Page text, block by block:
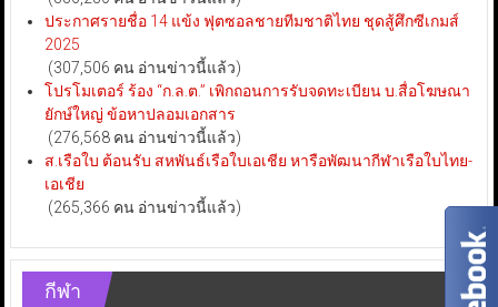
ประกาศรายชื่อ 14 แข้ง ฟุตซอลชายทีมชาติไทย ชุดสู้ศึกซีเกมส์
2025
(307,506 คน อ่านข่าวนี้แล้ว)
โปรโมเตอร์ ร้อง “ก.ล.ต.” เพิกถอนการรับจดทะเบียน บ.สื่อโฆษณา
ยักษ์ใหญ่ ข้อหาปลอมเอกสาร
(276,568 คน อ่านข่าวนี้แล้ว)
ส.เรือใบ ต้อนรับ สหพันธ์เรือใบเอเชีย หารือพัฒนากีฬาเรือใบไทย-
เอเชีย
(265,366 คน อ่านข่าวนี้แล้ว)
กีฬา